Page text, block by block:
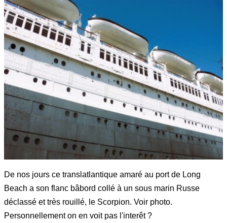
De nos jours ce translatlantique amaré au port de Long
Beach a son flanc bâbord collé à un sous marin Russe
déclassé et très rouillé, le Scorpion. Voir photo.
Personnellement on en voit pas l'interêt ?